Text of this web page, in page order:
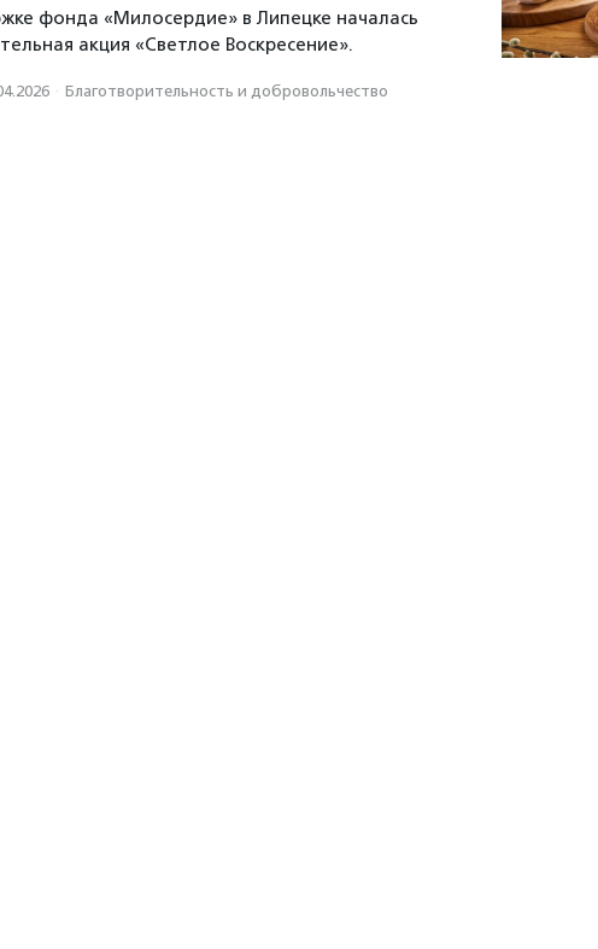
фонда «Милосердие» в Липецке началась
акция «Светлое Воскресение».
· Благотвори­тель­ность и доброволь­чест­во